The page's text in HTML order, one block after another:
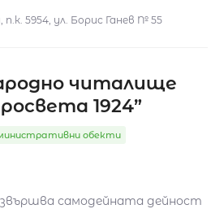
п.к. 5954, ул. Борис Ганев № 55
читалище
1924”
обекти
самодейната дейност